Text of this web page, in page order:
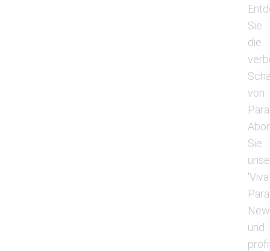
Sie
die
von
Sie
'Viva
und